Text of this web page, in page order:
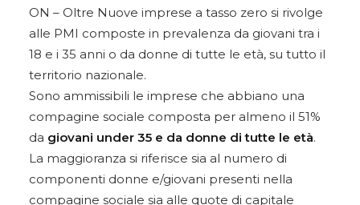
ON – Oltre Nuove imprese a tasso zero si rivolge
alle PMI composte in prevalenza da giovani tra i
18 e i 35 anni o da donne di tutte le età, su tutto il
territorio nazionale.
Sono ammissibili le imprese che abbiano una
compagine sociale composta per almeno il 51%
da giovani under 35 e da donne di tutte le età.
La maggioranza si riferisce sia al numero di
componenti donne e/giovani presenti nella
compagine sociale sia alle quote di capitale